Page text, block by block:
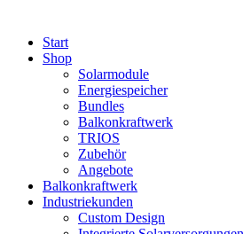
Start
Shop
Solarmodule
Energiespeicher
Bundles
Balkonkraftwerk
TRIOS
Zubehör
Angebote
Balkonkraftwerk
Industriekunden
Custom Design